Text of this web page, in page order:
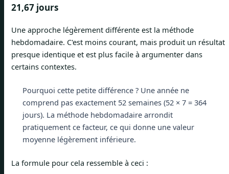
21,67 jours
Une approche légèrement différente est la méthode
hebdomadaire. C'est moins courant, mais produit un résultat
presque identique et est plus facile à argumenter dans
certains contextes.
Pourquoi cette petite différence ? Une année ne
comprend pas exactement 52 semaines (52 × 7 = 364
jours). La méthode hebdomadaire arrondit
pratiquement ce facteur, ce qui donne une valeur
moyenne légèrement inférieure.
La formule pour cela ressemble à ceci :